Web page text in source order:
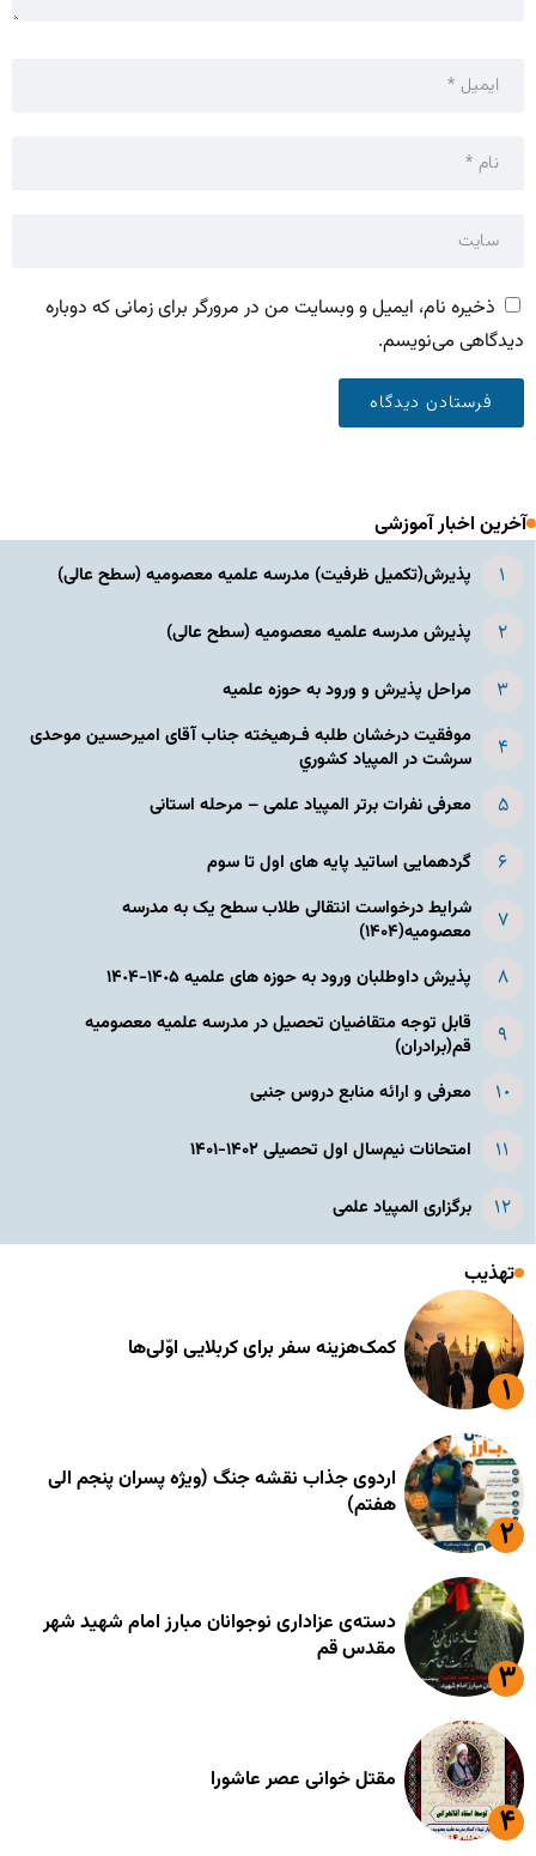
ذخیره نام، ایمیل و وبسایت من در مرورگر برای زمانی که دوباره
دیدگاهی می‌نویسم.
آخرین اخبار آموزشی
پذیرش(تکمیل ظرفیت) مدرسه علمیه معصومیه‌ (سطح عالی)
پذیرش مدرسه علمیه معصومیه‌ (سطح عالی)
مراحل پذیرش و ورود به حوزه علمیه
موفقیت درخشان طلبه فـرهیخته جناب آقای امیرحسین موحدی
سرشت در المپياد كشوري
معرفی نفرات برتر المپیاد علمی – مرحله استانی
گردهمایی اساتید پایه های اول تا سوم
شرایط درخواست انتقالی طلاب سطح یک به مدرسه
معصومیه(۱۴۰۴)
پذیرش داوطلبان ورود به حوزه های علمیه ١۴٠۵-١۴٠۴
قابل توجه متقاضیان تحصیل در مدرسه علمیه معصومیه
قم(برادران)
معرفی و ارائه منابع دروس جنبی
امتحانات نیم‌سال اول تحصیلی ۱۴۰۲-۱۴۰۱
برگزاری المپیاد علمی
تهذیب
کمک‌هزینه سفر برای کربلایی اوّلی‌ها
اردوی جذاب نقشه جنگ (ویژه پسران پنجم الی
هفتم)
دسته‌ی عزاداری نوجوانان مبارز امام شهید شهر
مقدس قم
مقتل خوانی عصر عاشورا